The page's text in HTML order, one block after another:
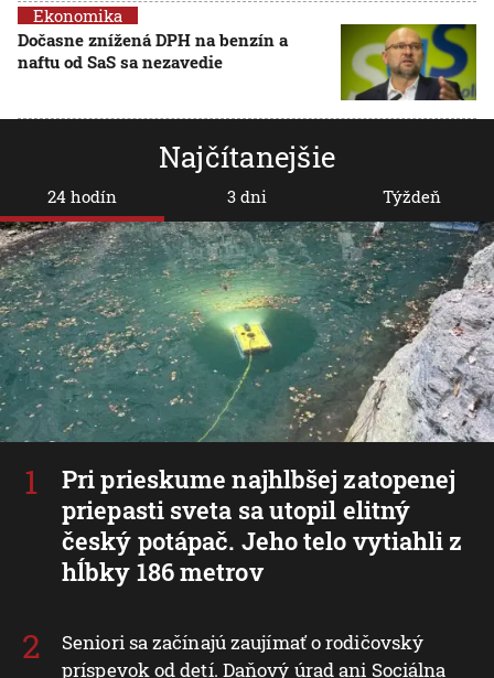
Ekonomika
Dočasne znížená DPH na benzín a
naftu od SaS sa nezavedie
Najčítanejšie
24 hodín
Pri prieskume najhlbšej zatopenej
priepasti sveta sa utopil elitný
český potápač. Jeho telo vytiahli z
hĺbky 186 metrov
Seniori sa začínajú zaujímať o rodičovský
príspevok od detí. Daňový úrad ani Sociálna
3 dni Týždeň